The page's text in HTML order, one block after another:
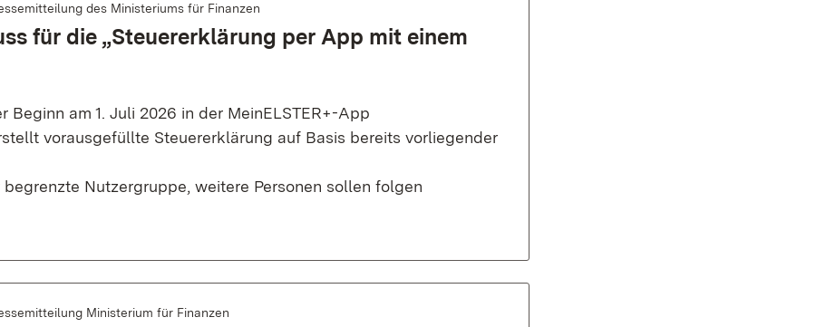
des Ministeriums für Finanzen
für die „Steuererklärung per App mit einem
Beginn am 1. Juli 2026 in der MeinELSTER+-App
vorausgefüllte Steuererklärung auf Basis bereits vorliegender
Nutzergruppe, weitere Personen sollen folgen
Ministerium für Finanzen